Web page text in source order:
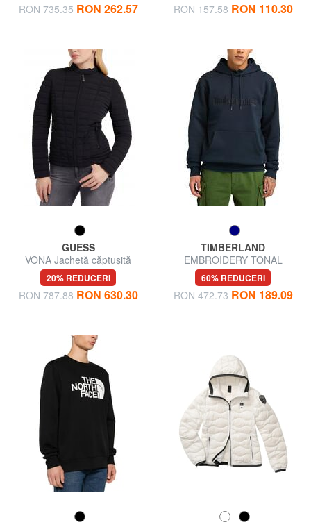
RON 735.35 RON 262.57 RON 157.58 RON 110.30
GUESS
VONA Jachetă căptușită
20% REDUCERI
RON 787.88 RON 630.30
TIMBERLAND
EMBROIDERY TONAL
Hanorac cu gluga
60% REDUCERI
RON 472.73 RON 189.09